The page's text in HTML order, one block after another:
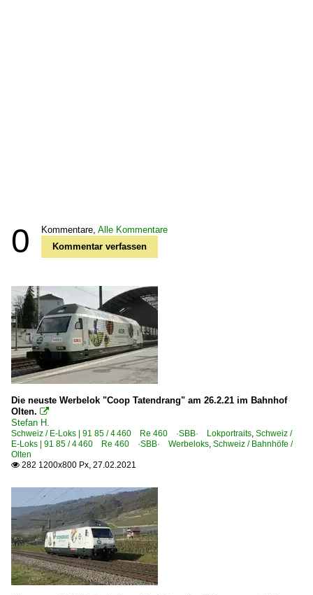
0 Kommentare, Alle Kommentare
Kommentar verfassen
Die neuste Werbelok "Coop Tatendrang" am 26.2.21 im Bahnhof
Olten. 
Stefan H.
Schweiz / E-Loks | 91 85 / 4 460 Re 460 ·SBB· Lokportraits, Schweiz /
E-Loks | 91 85 / 4 460 Re 460 ·SBB· Werbeloks, Schweiz / Bahnhöfe /
Olten
 282 1200x800 Px, 27.02.2021